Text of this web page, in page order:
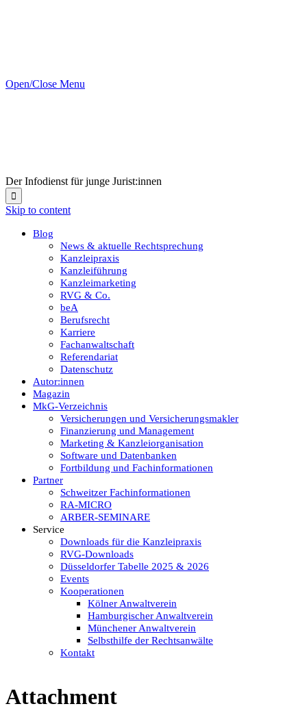
Open/Close Menu
Der Infodienst für junge Jurist:innen

Skip to content
Blog
News & aktuelle Rechtsprechung
Kanzleipraxis
Kanzleiführung
Kanzleimarketing
RVG & Co.
beA
Berufsrecht
Karriere
Fachanwaltschaft
Referendariat
Datenschutz
Autor:innen
Magazin
MkG-Verzeichnis
Versicherungen und Versicherungsmakler
Finanzierung und Management
Marketing & Kanzleiorganisation
Software und Datenbanken
Fortbildung und Fachinformationen
Partner
Schweitzer Fachinformationen
RA-MICRO
ARBER-SEMINARE
Service
Downloads für die Kanzleipraxis
RVG-Downloads
Düsseldorfer Tabelle 2025 & 2026
Events
Kooperationen
Kölner Anwaltverein
Hamburgischer Anwaltverein
Münchener Anwaltverein
Selbsthilfe der Rechtsanwälte
Kontakt
Attachment